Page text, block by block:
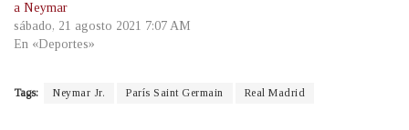
a Neymar
sábado, 21 agosto 2021 7:07 AM
En «Deportes»
Tags: Neymar Jr. París Saint Germain Real Madrid